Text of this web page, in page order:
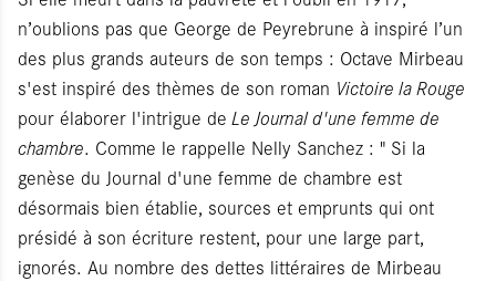
n’oublions pas que George de Peyrebrune à inspiré l’un
des plus grands auteurs de son temps : Octave Mirbeau
s'est inspiré des thèmes de son roman Victoire la Rouge
pour élaborer l'intrigue de Le Journal d'une femme de
chambre. Comme le rappelle Nelly Sanchez : " Si la
genèse du Journal d'une femme de chambre est
désormais bien établie, sources et emprunts qui ont
présidé à son écriture restent, pour une large part,
ignorés. Au nombre des dettes littéraires de Mirbeau